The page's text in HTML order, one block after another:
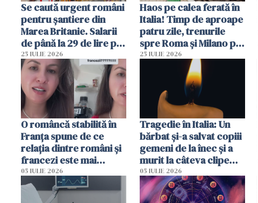
Se caută urgent români
pentru șantiere din
Marea Britanie. Salarii
de până la 29 de lire pe
oră
25 IULIE 2026
Haos pe calea ferată în
Italia! Timp de aproape
patru zile, trenurile
spre Roma și Milano pot
întârzia până la 3 ore
25 IULIE 2026
O româncă stabilită în
Franța spune de ce
relația dintre români și
francezi este mai
complicată decât pare
05 IULIE 2026
Tragedie în Italia: Un
bărbat și-a salvat copiii
gemeni de la înec și a
murit la câteva clipe
după ce i-a adus la mal
05 IULIE 2026